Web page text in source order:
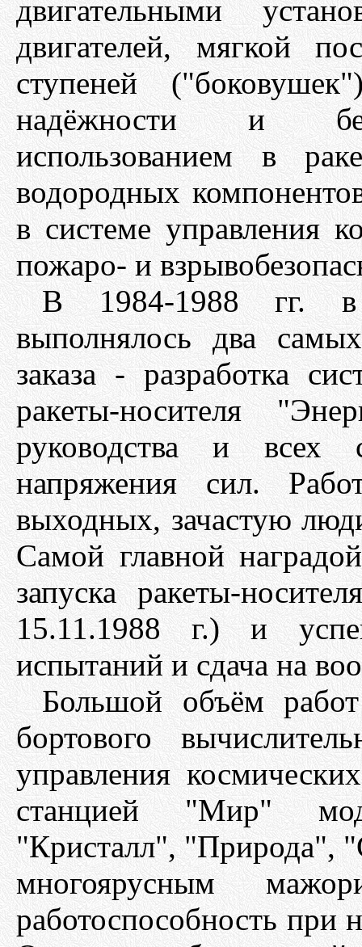
двигательными
двигателей, мягкой
ступеней
надёжности и
использованием в
водородных
в системе управления
пожаро- и
В 1984-1988 гг. в
выполнялось два
заказа - разработка
ракеты-носителя
руководства и всех
напряжения сил.
выходных, зачастую
Самой главной
запуска ракеты-
15.11.1988 г.) и
испытаний и сдача на
Большой объём
бортового
управления
станцией "Мир"
"Кристалл", "Природа",
многоярусным
работоспособность при